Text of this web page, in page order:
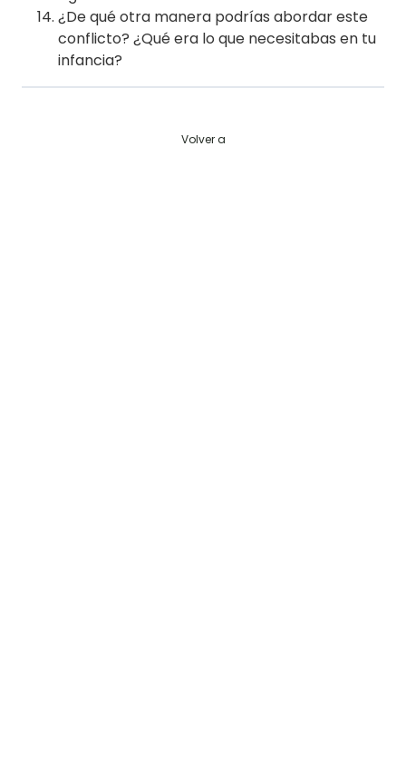
¿De qué otra manera podrías abordar este
conflicto? ¿Qué era lo que necesitabas en tu
infancia?
Volver a